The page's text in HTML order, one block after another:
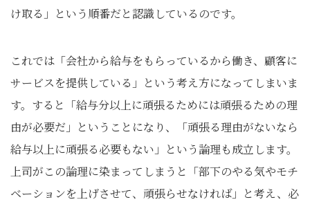
け取る」という順番だと認識しているのです。
これでは「会社から給与をもらっているから働き、顧客に
サービスを提供している」という考え方になってしまいま
す。すると「給与分以上に頑張るためには頑張るための理
由が必要だ」ということになり、「頑張る理由がないなら
給与以上に頑張る必要もない」という論理も成立します。
上司がこの論理に染まってしまうと「部下のやる気やモチ
ベーションを上げさせて、頑張らせなければ」と考え、必